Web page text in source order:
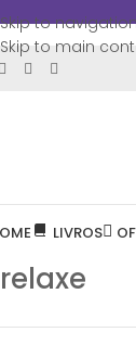
Skip to
Skip to main
LIVROS
relaxe